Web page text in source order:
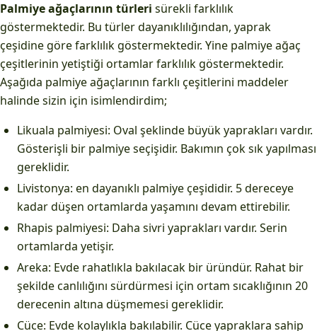
Palmiye ağaçlarının türleri sürekli farklılık
göstermektedir. Bu türler dayanıklılığından, yaprak
çeşidine göre farklılık göstermektedir. Yine palmiye ağaç
çeşitlerinin yetiştiği ortamlar farklılık göstermektedir.
Aşağıda palmiye ağaçlarının farklı çeşitlerini maddeler
halinde sizin için isimlendirdim;
Likuala palmiyesi: Oval şeklinde büyük yaprakları vardır.
Gösterişli bir palmiye seçişidir. Bakımın çok sık yapılması
gereklidir.
Livistonya: en dayanıklı palmiye çeşididir. 5 dereceye
kadar düşen ortamlarda yaşamını devam ettirebilir.
Rhapis palmiyesi: Daha sivri yaprakları vardır. Serin
ortamlarda yetişir.
Areka: Evde rahatlıkla bakılacak bir üründür. Rahat bir
şekilde canlılığını sürdürmesi için ortam sıcaklığının 20
derecenin altına düşmemesi gereklidir.
Cüce: Evde kolaylıkla bakılabilir. Cüce yapraklara sahip